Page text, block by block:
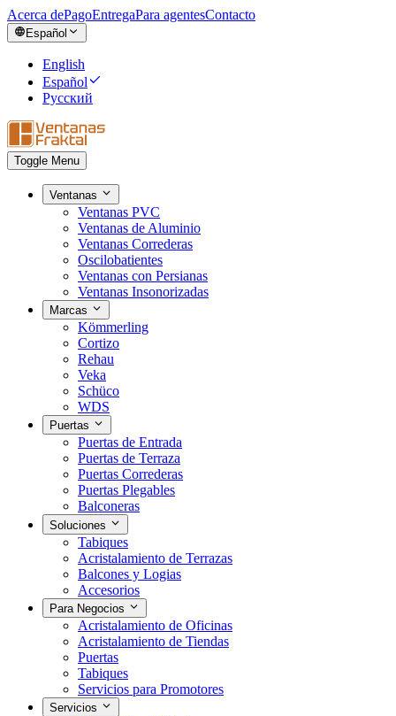
Acerca dePagoEntregaPara agentesContacto
Español
English
Español
Русский
Toggle Menu
Ventanas
Ventanas PVC
Ventanas de Aluminio
Ventanas Correderas
Oscilobatientes
Ventanas con Persianas
Ventanas Insonorizadas
Marcas
Kömmerling
Cortizo
Rehau
Veka
Schüco
WDS
Puertas
Puertas de Entrada
Puertas de Terraza
Puertas Correderas
Puertas Plegables
Balconeras
Soluciones
Tabiques
Acristalamiento de Terrazas
Balcones y Logias
Accesorios
Para Negocios
Acristalamiento de Oficinas
Acristalamiento de Tiendas
Puertas
Tabiques
Servicios para Promotores
Servicios